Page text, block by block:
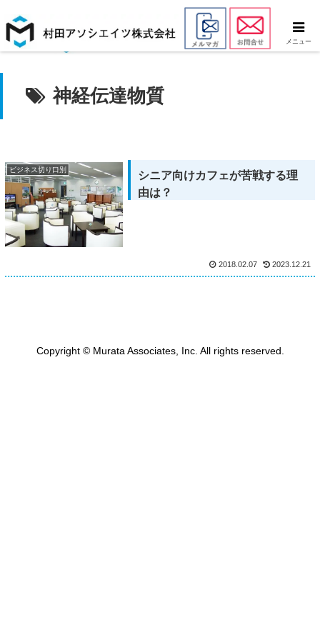
神経伝達物質
ビジネス切り口別
シニア向けカフェが苦戦する理
由は？
2018.02.07 2023.12.21
Copyright © Murata Associates, Inc. All rights reserved.
メニュー